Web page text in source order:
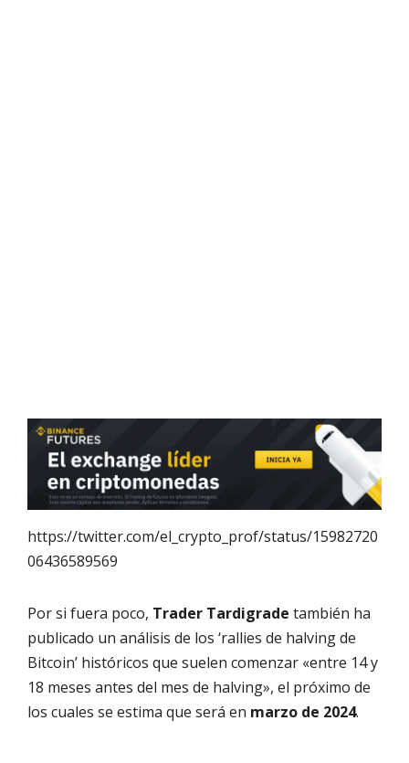
https://twitter.com/el_crypto_prof/status/15982720
06436589569
Por si fuera poco, Trader Tardigrade también ha
publicado un análisis de los ‘rallies de halving de
Bitcoin’ históricos que suelen comenzar «entre 14 y
18 meses antes del mes de halving», el próximo de
los cuales se estima que será en marzo de 2024.